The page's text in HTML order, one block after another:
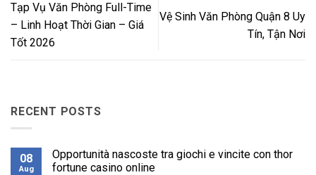
Tạp Vụ Văn Phòng Full-Time
– Linh Hoạt Thời Gian – Giá
Tốt 2026
Vệ Sinh Văn Phòng Quận 8 Uy
Tín, Tận Nơi
RECENT POSTS
08
Aug
Opportunità nascoste tra giochi e vincite con thor
fortune casino online